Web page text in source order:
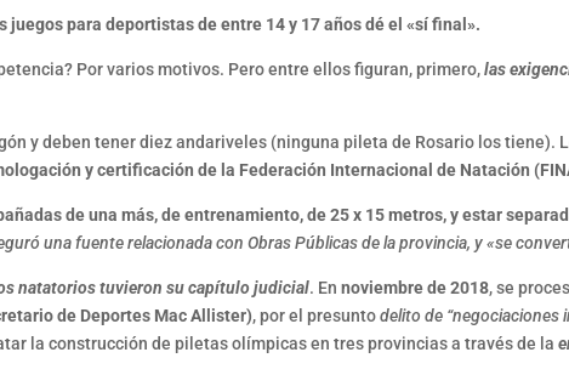
para deportistas de entre 14 y 17 años dé el «sí final».
Por varios motivos. Pero entre ellos figuran, primero,las
y deben tener diez andariveles (ninguna pileta de Rosario los tiene).
y certificación de la Federación Internacional de Natación
de una más, de entrenamiento, de 25 x 15 metros, y estar
una fuente relacionada con Obras Públicas de la provincia, y «se
natatorios tuvieron su capítulo judicial. Ennoviembre de 2018, se
de Deportes Mac Allister), por el presuntodelito de “negociaciones
la construcción de piletas olímpicas en tres provincias a través de la